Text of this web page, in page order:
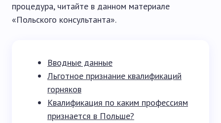
процедура, читайте в данном материале
«Польского консультанта».
Вводные данные
Льготное признание квалификаций
горняков
Квалификация по каким профессиям
признается в Польше?